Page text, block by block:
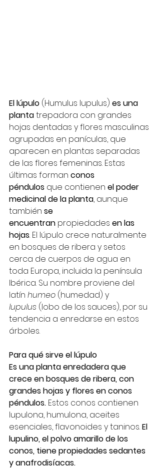
El lúpulo (Humulus lupulus) es una
planta trepadora con grandes
hojas dentadas y flores masculinas
agrupadas en panículas, que
aparecen en plantas separadas
de las flores femeninas. Estas
últimas forman conos
péndulos que contienen el poder
medicinal de la planta, aunque
también se
encuentran propiedades en las
hojas. El lúpulo crece naturalmente
en bosques de ribera y setos
cerca de cuerpos de agua en
toda Europa, incluida la península
Ibérica. Su nombre proviene del
latín humeo (humedad) y
lupulus (lobo de los sauces), por su
tendencia a enredarse en estos
árboles.
Para qué sirve el lúpulo
Es una planta enredadera que
crece en bosques de ribera, con
grandes hojas y flores en conos
péndulos. Estos conos contienen
lupulona, humulona, aceites
esenciales, flavonoides y taninos. El
lupulino, el polvo amarillo de los
conos, tiene propiedades sedantes
y anafrodisíacas.